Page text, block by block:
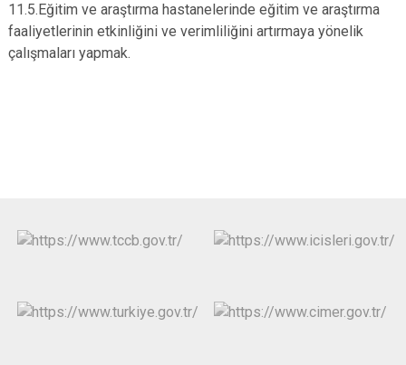
11.5.Eğitim ve araştırma hastanelerinde eğitim ve araştırma
faaliyetlerinin etkinliğini ve verimliliğini artırmaya yönelik
çalışmaları yapmak.